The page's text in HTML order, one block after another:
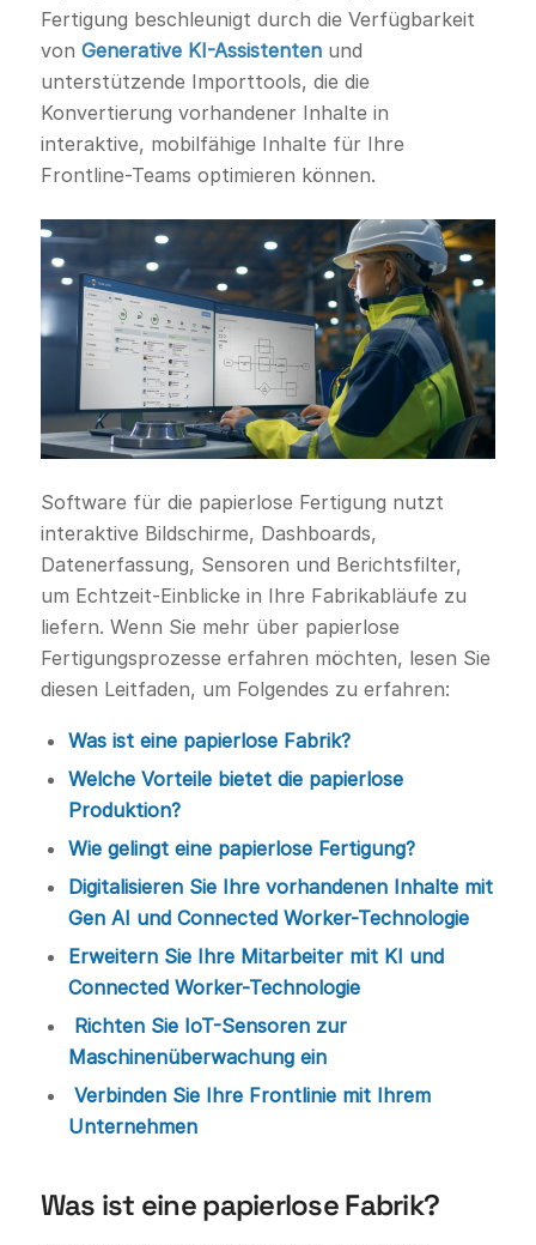
Fertigung beschleunigt durch die Verfügbarkeit
von Generative KI-Assistentenund
unterstützende Importtools, die die
Konvertierung vorhandener Inhalte in
interaktive, mobilfähige Inhalte für Ihre
Frontline-Teams optimieren können.
Software für die papierlose Fertigung nutzt
interaktive Bildschirme, Dashboards,
Datenerfassung, Sensoren und Berichtsfilter,
um Echtzeit-Einblicke in Ihre Fabrikabläufe zu
liefern. Wenn Sie mehr über papierlose
Fertigungsprozesse erfahren möchten, lesen Sie
diesen Leitfaden, um Folgendes zu erfahren:
Was ist eine papierlose Fabrik?
Welche Vorteile bietet die papierlose
Produktion?
Wie gelingt eine papierlose Fertigung?
Digitalisieren Sie Ihre vorhandenen Inhalte mit
Gen AI und Connected Worker-Technologie
Erweitern Sie Ihre Mitarbeiter mit KI und
Connected Worker-Technologie
Richten Sie IoT-Sensoren zur
Maschinenüberwachung ein
Verbinden Sie Ihre Frontlinie mit Ihrem
Unternehmen
Was ist eine papierlose Fabrik?